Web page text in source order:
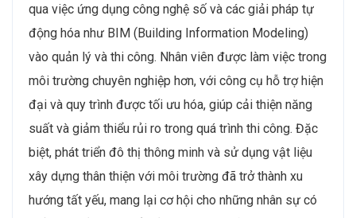
qua việc ứng dụng công nghệ số và các giải pháp tự
động hóa như BIM (Building Information Modeling)
vào quản lý và thi công. Nhân viên được làm việc trong
môi trường chuyên nghiệp hơn, với công cụ hỗ trợ hiện
đại và quy trình được tối ưu hóa, giúp cải thiện năng
suất và giảm thiểu rủi ro trong quá trình thi công. Đặc
biệt, phát triển đô thị thông minh và sử dụng vật liệu
xây dựng thân thiện với môi trường đã trở thành xu
hướng tất yếu, mang lại cơ hội cho những nhân sự có